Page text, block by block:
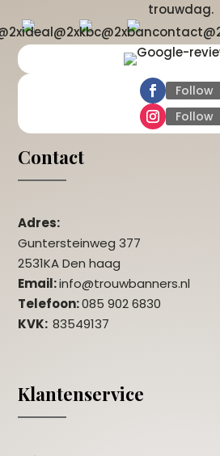
trouwdag.
Follow
Follow
Contact
Adres:
Guntersteinweg 377
2531KA Den haag
Email:info@trouwbanners.nl
Telefoon:085 902 6830
KVK:83549137
Klantenservice